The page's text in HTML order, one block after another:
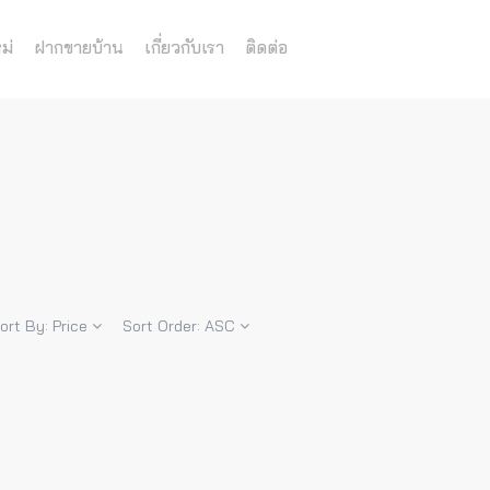
ฝากขายบ้าน เกี่ยวกับเรา ติดต่อ
By: Price Sort Order: ASC